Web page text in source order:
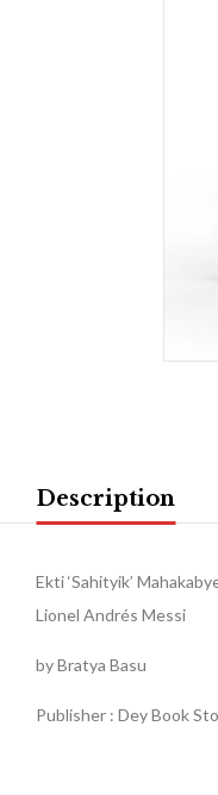
Description
Ekti ‘Sahityik’
Lionel Andrés Messi
by Bratya Basu
Publisher : Dey Book